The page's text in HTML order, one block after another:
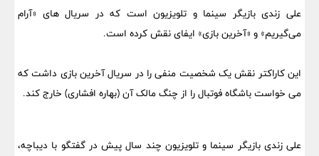
علی زندی بازیگر سینما و تلویزیون است که در سریال های «آرام
می‌گیریم» و «آخرین بازی» ایفای نقش کرده است.
این کاراکتر نقش یک شخصیت منفی را در سریال آخرین بازی داشت که
می خواست باشگاه فوتبال را از چنگ مالک آن (بهاره افشاری) خارج کند.
علی زندی بازیگر سینما و تلویزیون چند سال پیش در گفتگو با دیباچه،